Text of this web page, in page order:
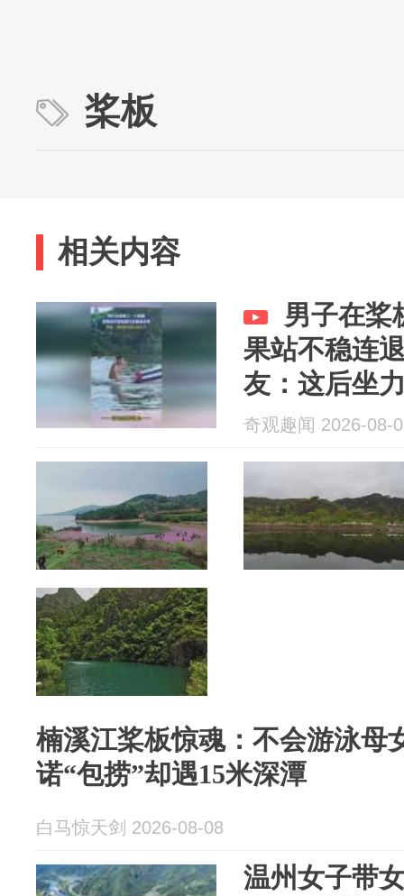
桨板
相关内容
男子在桨
果站不稳连
友：这后坐
奇观趣闻 2026-08-
楠溪江桨板惊魂：不会游泳母
诺“包捞”却遇15米深潭
白马惊天剑 2026-08-08
温州女子带